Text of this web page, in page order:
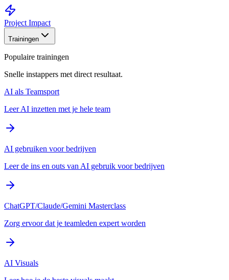
Project Impact
Trainingen
Populaire trainingen
Snelle instappers met direct resultaat.
AI als Teamsport
Leer AI inzetten met je hele team
AI gebruiken voor bedrijven
Leer de ins en outs van AI gebruik voor bedrijven
ChatGPT/Claude/Gemini Masterclass
Zorg ervoor dat je teamleden expert worden
AI Visuals